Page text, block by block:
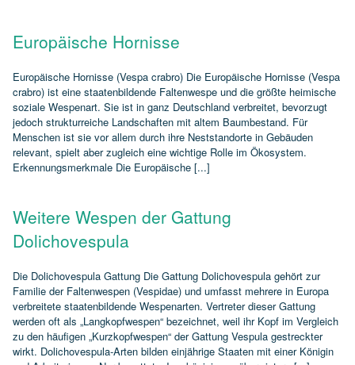
Europäische Hornisse
Europäische Hornisse (Vespa crabro) Die Europäische Hornisse (Vespa
crabro) ist eine staatenbildende Faltenwespe und die größte heimische
soziale Wespenart. Sie ist in ganz Deutschland verbreitet, bevorzugt
jedoch strukturreiche Landschaften mit altem Baumbestand. Für
Menschen ist sie vor allem durch ihre Neststandorte in Gebäuden
relevant, spielt aber zugleich eine wichtige Rolle im Ökosystem.
Erkennungsmerkmale Die Europäische [...]
Weitere Wespen der Gattung
Dolichovespula
Die Dolichovespula Gattung Die Gattung Dolichovespula gehört zur
Familie der Faltenwespen (Vespidae) und umfasst mehrere in Europa
verbreitete staatenbildende Wespenarten. Vertreter dieser Gattung
werden oft als „Langkopfwespen“ bezeichnet, weil ihr Kopf im Vergleich
zu den häufigen „Kurzkopfwespen“ der Gattung Vespula gestreckter
wirkt. Dolichovespula‑Arten bilden einjährige Staaten mit einer Königin